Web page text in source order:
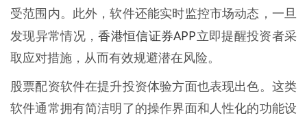
受范围内。此外，软件还能实时监控市场动态，一旦
发现异常情况，香港恒信证券APP立即提醒投资者采
取应对措施，从而有效规避潜在风险。
股票配资软件在提升投资体验方面也表现出色。这类
软件通常拥有简洁明了的操作界面和人性化的功能设